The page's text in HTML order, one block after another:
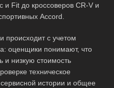
и Fit до кроссоверов CR-V и
Accord.
происходит с учетом
оценщики понимают, что
и низкую стоимость
техническое
сервисной истории и общее